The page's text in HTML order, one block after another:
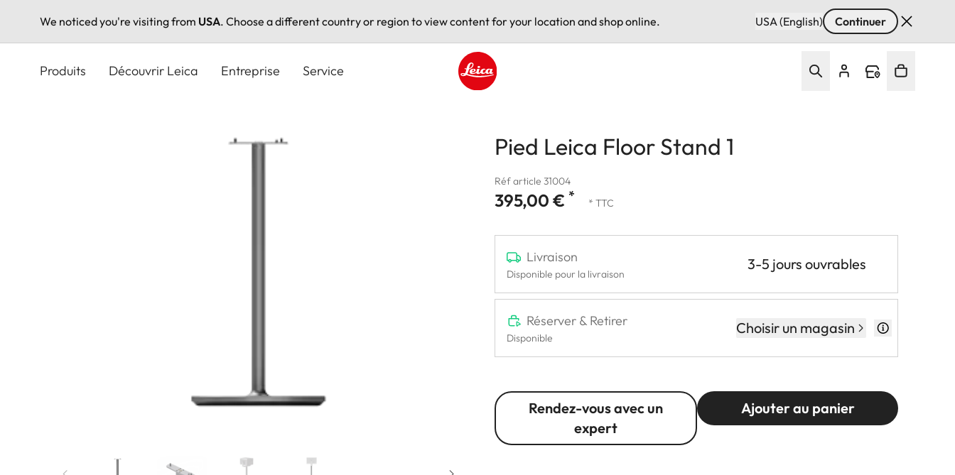
We noticed you're visiting from USA. Choose a different country or region to view content for your location and shop online. USA (English) Continuer
Produits Découvrir Leica Entreprise Service
Pied Leica Floor Stand 1
Réf article 31004
395,00 € * * TTC
Livraison
Disponible pour la livraison
3-5 jours ouvrables
Réserver & Retirer
Disponible
Choisir un magasin
Rendez-vous avec un
expert
Ajouter au panier